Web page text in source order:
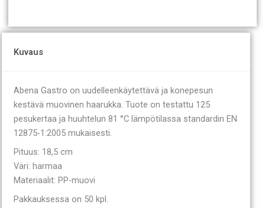
Kuvaus
Abena Gastro on uudelleenkäytettävä ja konepesun
kestävä muovinen haarukka. Tuote on testattu 125
pesukertaa ja huuhtelun 81 °C lämpötilassa standardin EN
12875-1:2005 mukaisesti.
Pituus: 18,5 cm
Väri: harmaa
Materiaalit: PP-muovi
Pakkauksessa on 50 kpl.